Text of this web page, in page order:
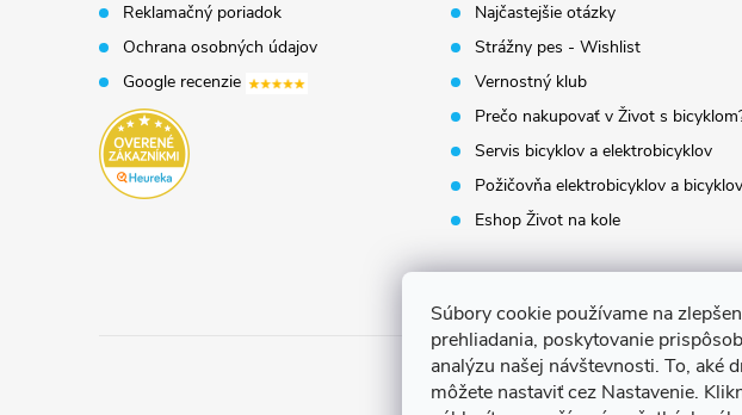
Súbory cookie používame na
prehliadania, poskytovanie
analýzu našej návštevnosti. To, aké
môžete nastaviť cez Nastavenie.
Reklamačný poriadok
Ochrana osobných údajov
Google recenzie
Najčastejšie otázky
Strážny pes - Wishlist
Vernostný klub
Prečo nakupovať v Život s
Servis bicyklov a elektrobicyklov
Požičovňa elektrobicyklov a bicyklov
Eshop Život na kole